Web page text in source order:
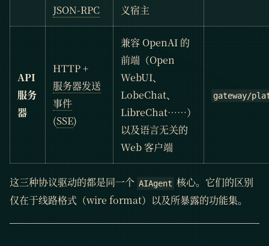
JSON-RPC
义宿主
API
服务
器
HTTP +
服务器发送
事件
(SSE)
兼容 OpenAI 的
前端（Open
WebUI、
LobeChat、
LibreChat……）
以及语言无关的
Web 客户端
gateway/
这三种协议驱动的都是同一个 AIAgent 核心。它们的区别
仅在于线路格式（wire format）以及所暴露的功能集。